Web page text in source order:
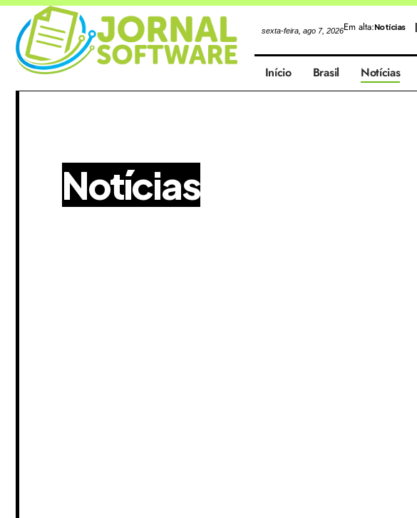
sexta-feira, ago 7, 2026Em alta:Notícias
Início Brasil Notícias
Notícias